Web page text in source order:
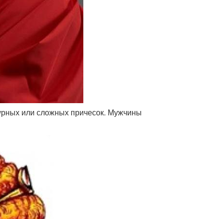
или сложных причесок. Мужчины